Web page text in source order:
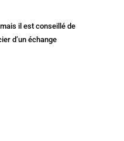
il est conseillé de
d’un échange